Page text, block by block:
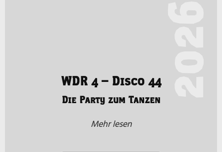
WDR 4 – Disco 44
Die Party zum Tanzen
Mehr lesen
2026